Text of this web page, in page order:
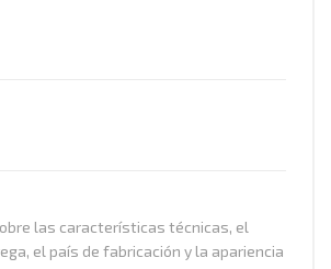
las características técnicas, el
el país de fabricación y la apariencia